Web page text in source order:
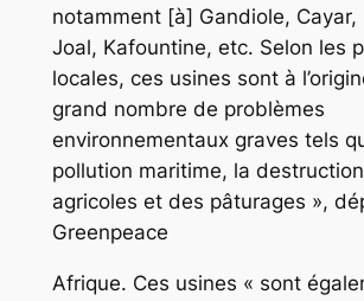
notamment [à] Gandiole, Cayar,
Joal, Kafountine, etc. Selon les
locales, ces usines sont à
grand nombre de problèmes
environnementaux graves tels
pollution maritime, la
agricoles et des pâturages »,
Greenpeace
Afrique. Ces usines « sont